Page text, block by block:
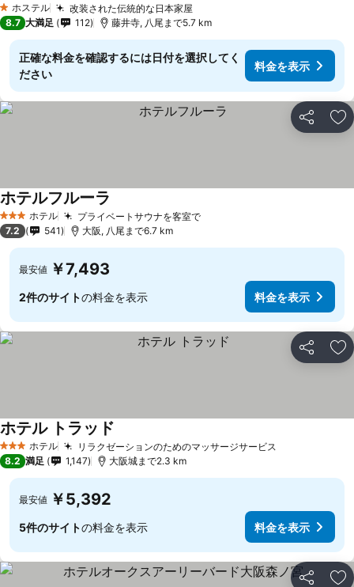
1 ホテルのランク
ホステル 改装された伝統的な日本家屋
8.7 大満足 112 藤井寺, 八尾まで5.7 km
正確な料金を確認するには日付を選択してく
ださい
料金を表示
シェア お
3 ホテルのランク
ホテル プライベートサウナを客室で
ホテルフルーラ
7.2 541 大阪, 八尾まで6.7 km
最安値 ￥7,493
2件のサイトの料金を表示 料金を表示
シェア お
3 ホテルのランク
ホテル リラクゼーションのためのマッサージサービス
ホテル トラッド
8.2 満足 1,147 大阪城まで2.3 km
最安値 ￥5,392
5件のサイトの料金を表示 料金を表示